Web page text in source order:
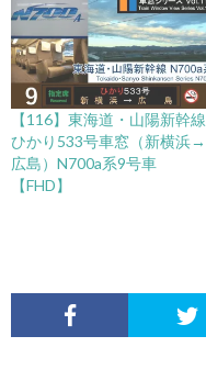
【116】東海道・山陽新幹線
ひかり533号車窓（新横浜→
広島）N700a系9号車
【FHD】